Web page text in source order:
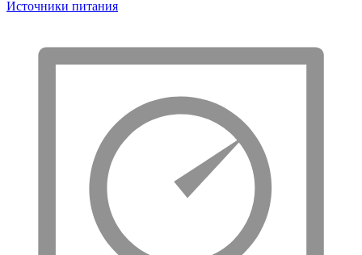
Источники питания